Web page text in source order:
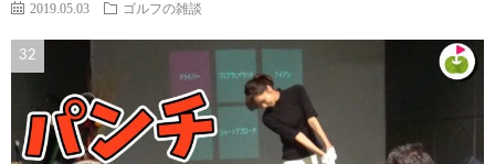
2019.05.03 ゴルフの雑談